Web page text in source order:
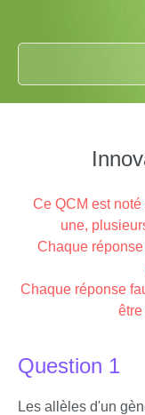
Ce QCM est
une,
Chaque
Chaque réponse
Question 1
Les allèles d'un